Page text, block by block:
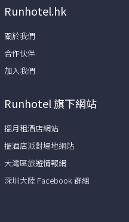
Runhotel.hk
關於我們
合作伙伴
加入我們
Runhotel 旗下網站
搵月租酒店網站
搵酒店派對場地網站
大灣區旅遊情報網
深圳大陸 Facebook 群組